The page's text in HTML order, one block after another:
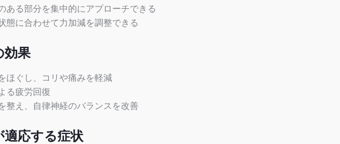
ある部分を集中的にアプローチできる
態に合わせて力加減を調整できる
効果
ほぐし、コリや痛みを軽減
る疲労回復
整え、自律神経のバランスを改善
適応する症状